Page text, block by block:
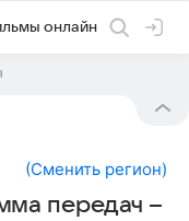
онлайн
(Сменить регион)
передач –